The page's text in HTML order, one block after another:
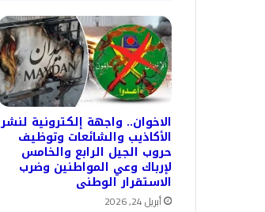
الاخوان.. واجهة إلكترونية لنشر
الأكاذيب والشائعات وتوظيف
حروب الجيل الرابع والخامس
لإرباك وعي المواطنين وضرب
الاستقرار الوطنى
أبريل 24, 2026